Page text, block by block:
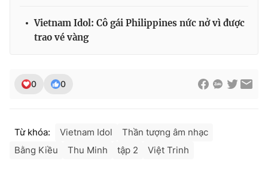
Tổng đài VTV:024.38 355 931 - 024.38 355 932
Ðiện thoại Thời báo VTV:
Vietnam Idol: Cô gái Philippines nức nở vì được
trao vé vàng
0 0
Từ khóa: Vietnam Idol
Thần tượng âm nhạc
Bằng Kiều
Thu Minh tập 2 Việt Trinh